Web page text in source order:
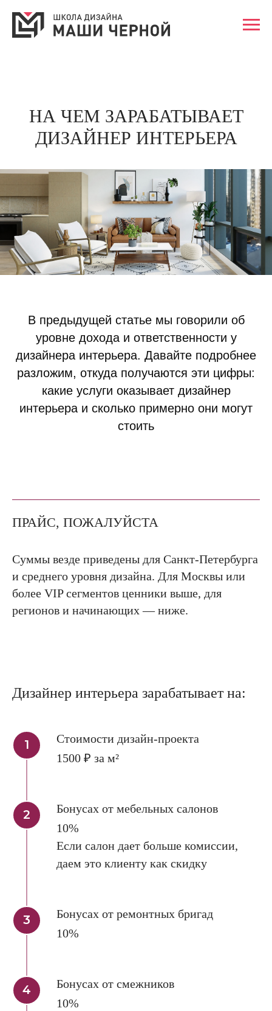
НА ЧЕМ ЗАРАБАТЫВАЕТ
ДИЗАЙНЕР ИНТЕРЬЕРА
В предыдущей статье мы говорили об
уровне дохода и ответственности у
дизайнера интерьера. Давайте подробнее
разложим, откуда получаются эти цифры:
какие услуги оказывает дизайнер
интерьера и сколько примерно они могут
стоить
ПРАЙС, ПОЖАЛУЙСТА
Суммы везде приведены для Санкт-Петербурга
и среднего уровня дизайна. Для Москвы или
более VIP сегментов ценники выше, для
регионов и начинающих — ниже.
Дизайнер интерьера зарабатывает на:
Стоимости дизайн-проекта
1500 ₽ за м²
Бонусах от мебельных салонов
10%
Если салон дает больше комиссии,
даем это клиенту как скидку
Бонусах от ремонтных бригад
10%
Бонусах от смежников
10%